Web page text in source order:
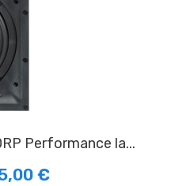
Performance la...
€